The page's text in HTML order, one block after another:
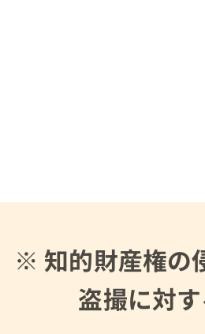
※ 知的財産権の
盗撮に対